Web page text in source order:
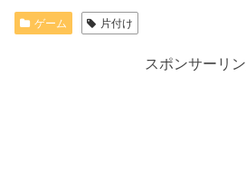
ゲーム 片付け
スポンサーリ